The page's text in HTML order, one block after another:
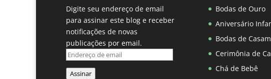
Digite seu endereço de email
para assinar este blog e receber
notificações de novas
publicações por email.
Endereço
email
Assinar
Bodas de Ouro
Aniversário
Bodas de
Cerimônia de
Chá de Bebê